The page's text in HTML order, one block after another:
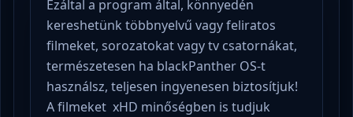
Ezáltal a program által, könnyedén
kereshetünk többnyelvű vagy feliratos
filmeket, sorozatokat vagy tv csatornákat,
természetesen ha blackPanther OS-t
használsz, teljesen ingyenesen biztosítjuk!
A filmeket xHD minőségben is tudjuk